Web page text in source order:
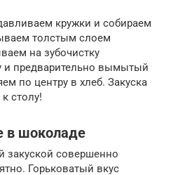
кружки и собираем
толстым слоем
на зубочистку
предварительно вымытый
по центру в хлеб. Закуска
столу!
в шоколаде
закуской совершенно
Горьковатый вкус